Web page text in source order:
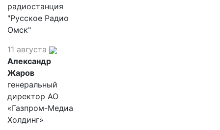
радиостанция
"Русское Радио
Омск"
11 августа
Александр
Жаров
генеральный
директор АО
«Газпром-Медиа
Холдинг»